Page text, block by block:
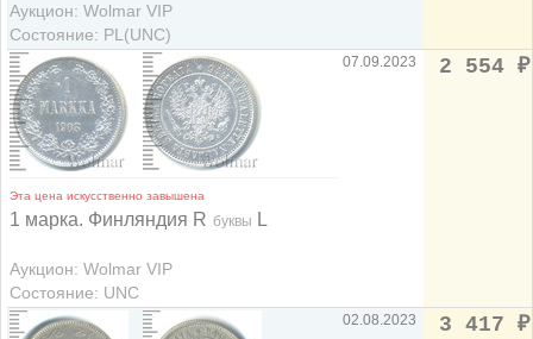
Аукцион: Wolmar VIP
Состояние: PL(UNC)
Эта цена искусственно завышена
1 марка. Финляндия R буквы L
Аукцион: Wolmar VIP
Состояние: UNC
07.09.2023 2 554 ₽
02.08.2023 3 417 ₽